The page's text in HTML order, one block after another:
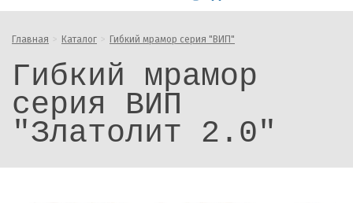
Главная Каталог Гибкий мрамор серия "ВИП"
Гибкий мрамор
серия ВИП
"Златолит 2.0"